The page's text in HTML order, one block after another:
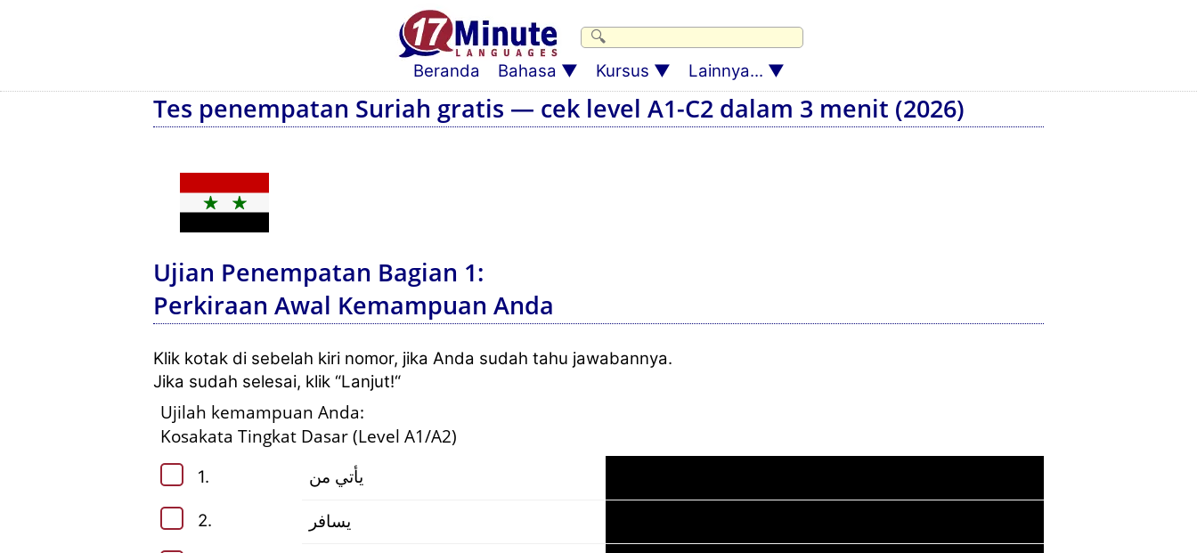
Beranda Bahasa Kursus Lainnya...
Tes penempatan Suriah gratis — cek level A1-C2 dalam 3 menit (2026)
Ujian Penempatan Bagian 1:
Perkiraan Awal Kemampuan Anda
Klik kotak di sebelah kiri nomor, jika Anda sudah tahu jawabannya.
Jika sudah selesai, klik “Lanjut!“
Ujilah kemampuan Anda:
Kosakata Tingkat Dasar (Level A1/A2)
1. يأتي من
2. يسافر